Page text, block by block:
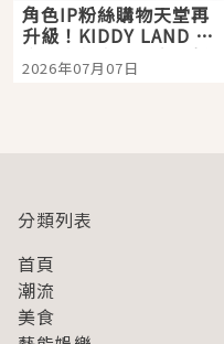
角色IP粉絲購物天堂再
升級！KIDDY LAND 原
宿店吉伊卡哇迎客，新
開幕 OMOKADO 店3分
2026年07月07日
分類列表
首頁
潮流
美食